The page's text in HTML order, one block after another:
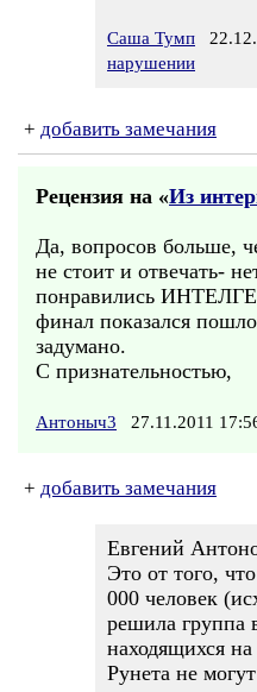
Саша Тумп
нарушении
+ добавить замечания
Рецензия на «Из
Да, вопросов больше,
не стоит и отвечать-
понравились
финал показался
задумано.
С признательностью,
Антоныч3 27.11.2011
+ добавить замечания
Евгений
Это от того,
000 человек
решила группа
находящихся
Рунета не